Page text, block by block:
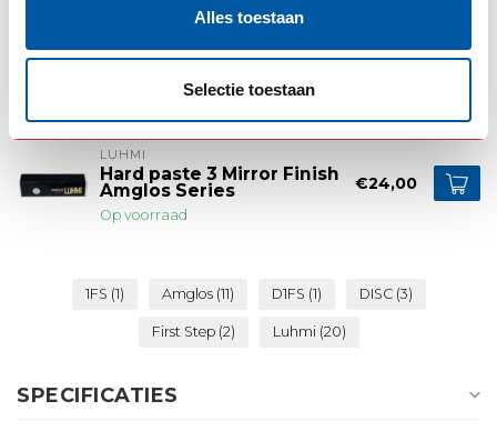
Alles toestaan
Selectie toestaan
Hard paste 2 Second Step
Op voorraad
€24,00
LUHMI
Hard paste 3 Mirror Finish
Amglos Series
Op voorraad
€24,00
1FS (1) Amglos (11) D1FS (1) DISC (3)
First Step (2) Luhmi (20)
SPECIFICATIES